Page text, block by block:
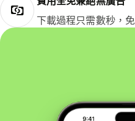
下載過程只需數秒，